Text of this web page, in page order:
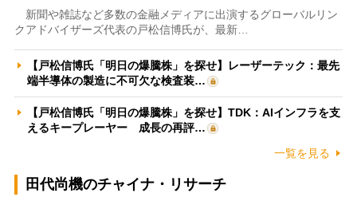
新聞や雑誌など多数の金融メディアに出演するグローバルリン
クアドバイザーズ代表の戸松信博氏が、最新…
【戸松信博氏「明日の爆騰株」を探せ】レーザーテック：最先
端半導体の製造に不可欠な検査装…
【戸松信博氏「明日の爆騰株」を探せ】TDK：AIインフラを支
えるキープレーヤー 成長の再評…
一覧を見る
田代尚機のチャイナ・リサーチ